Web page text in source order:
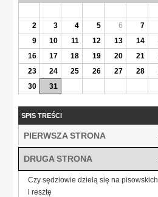
2
3 4 5 6 7
9
10 11 12 13 14
16
17 18 19 20 21
23
24 25 26 27 28
30
31
SPIS TREŚCI
PIERWSZA STRONA
DRUGA STRONA
Czy sędziowie dzielą się na pisowskich
i resztę